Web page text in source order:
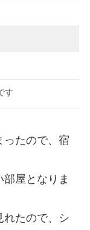
す
ったので、宿
屋となりま
れたので、シ